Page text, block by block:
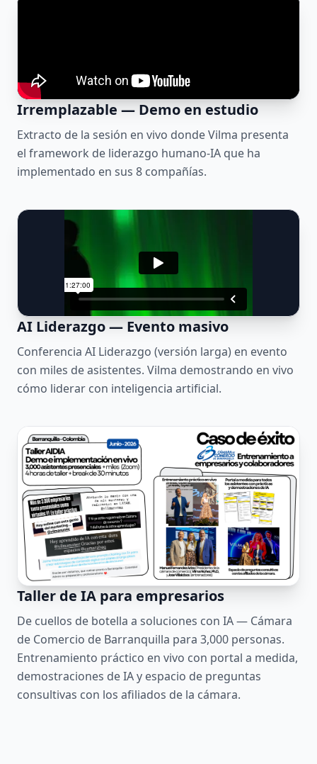
Irremplazable — Demo en estudio
Extracto de la sesión en vivo donde Vilma presenta
el framework de liderazgo humano-IA que ha
implementado en sus 8 compañías.
AI Liderazgo — Evento masivo
Conferencia AI Liderazgo (versión larga) en evento
con miles de asistentes. Vilma demostrando en vivo
cómo liderar con inteligencia artificial.
Taller de IA para empresarios
De cuellos de botella a soluciones con IA — Cámara
de Comercio de Barranquilla para 3,000 personas.
Entrenamiento práctico en vivo con portal a medida,
demostraciones de IA y espacio de preguntas
consultivas con los afiliados de la cámara.